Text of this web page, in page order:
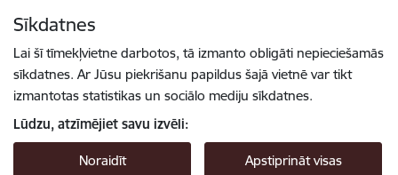
Sīkdatnes
Lai šī tīmekļvietne darbotos, tā izmanto obligāti nepieciešamās
sīkdatnes. Ar Jūsu piekrišanu papildus šajā vietnē var tikt
izmantotas statistikas un sociālo mediju sīkdatnes.
Lūdzu, atzīmējiet savu izvēli:
Noraidīt Apstiprināt visas